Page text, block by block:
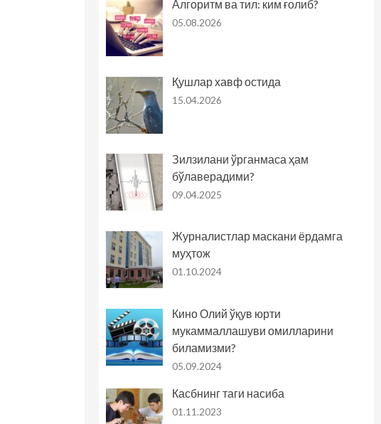
Алгоритм ва тил: ким ғолиб?
05.08.2026
Қушлар хавф остида
15.04.2026
Зилзилани ўрганмаса ҳам
бўлаверадими?
09.04.2025
Журналистлар маскани ёрдамга
муҳтож
01.10.2024
Кино Олий ўқув юрти
мукаммаллашуви омилларини
биламизми?
05.09.2024
Касбнинг таги насиба
01.11.2023